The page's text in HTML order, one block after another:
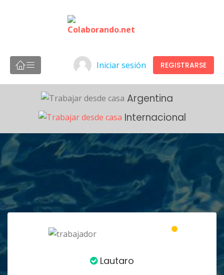
Iniciar sesión REGISTRARSE
Argentina
Internacional
Lautaro